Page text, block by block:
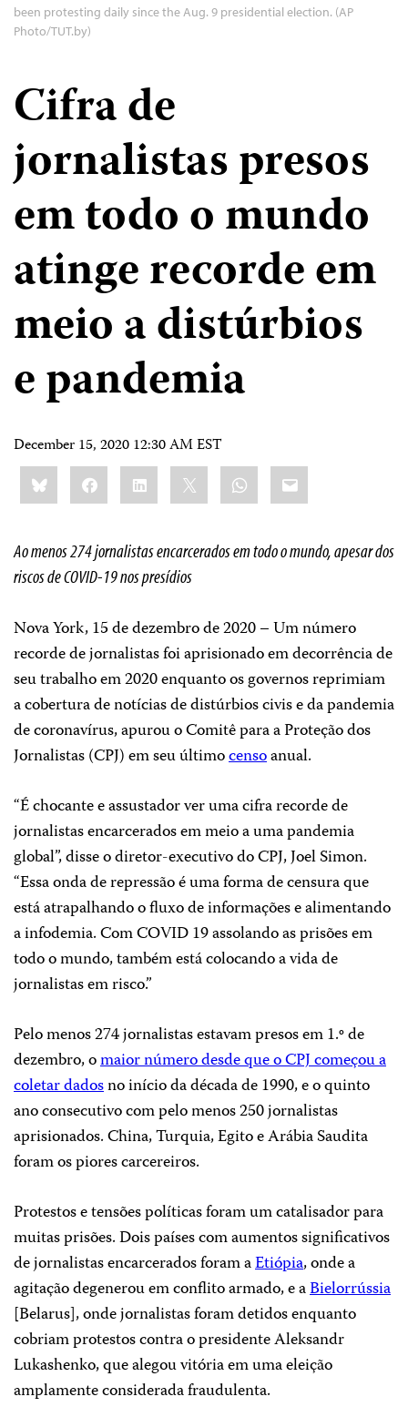
been protesting daily since the Aug. 9 presidential election. (AP
Photo/TUT.by)
Cifra de
jornalistas presos
em todo o mundo
atinge recorde em
meio a distúrbios
e pandemia
December 15, 2020 12:30 AM EST
Share
this:BlueskyFacebookLinkedIn WhatsApp
Email
Ao menos 274 jornalistas encarcerados em todo o mundo, apesar dos
riscos de COVID-19 nos presídios
Nova York, 15 de dezembro de 2020 – Um número
recorde de jornalistas foi aprisionado em decorrência de
seu trabalho em 2020 enquanto os governos reprimiam
a cobertura de notícias de distúrbios civis e da pandemia
de coronavírus, apurou o Comitê para a Proteção dos
Jornalistas (CPJ) em seu últimocensoanual.
“É chocante e assustador ver uma cifra recorde de
jornalistas encarcerados em meio a uma pandemia
global”, disse o diretor-executivo do CPJ, Joel Simon.
“Essa onda de repressão é uma forma de censura que
está atrapalhando o fluxo de informações e alimentando
a infodemia. Com COVID 19 assolando as prisões em
todo o mundo, também está colocando a vida de
jornalistas em risco.”
Pelo menos 274 jornalistas estavam presos em 1.º de
dezembro, omaior número desde que o CPJ começou a
coletar dadosno início da década de 1990, e o quinto
ano consecutivo com pelo menos 250 jornalistas
aprisionados. China, Turquia, Egito e Arábia Saudita
foram os piores carcereiros.
Protestos e tensões políticas foram um catalisador para
muitas prisões. Dois países com aumentos significativos
de jornalistas encarcerados foram aEtiópia, onde a
agitação degenerou em conflito armado, e aBielorrússia
[Belarus], onde jornalistas foram detidos enquanto
cobriam protestos contra o presidente Aleksandr
Lukashenko, que alegou vitória em uma eleição
amplamente considerada fraudulenta.